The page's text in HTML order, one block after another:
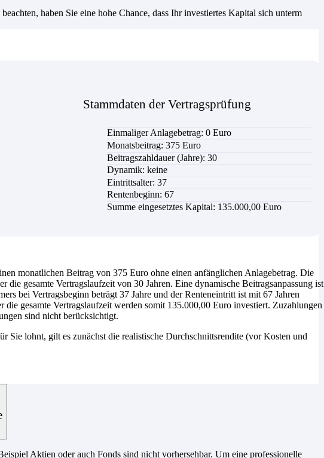
haben Sie eine hohe Chance, dass Ihr investiertes Kapital sich unterm
Stammdaten der Vertragsprüfung
Einmaliger Anlagebetrag: 0 Euro
Monatsbeitrag: 375 Euro
Beitragszahldauer (Jahre): 30
Dynamik: keine
Eintrittsalter: 37
Rentenbeginn: 67
Summe eingesetztes Kapital: 135.000,00 Euro
monatlichen Beitrag von 375 Euro ohne einen anfänglichen Anlagebetrag. Die
die gesamte Vertragslaufzeit von 30 Jahren. Eine dynamische Beitragsanpassung ist
bei Vertragsbeginn beträgt 37 Jahre und der Renteneintritt ist mit 67 Jahren
gesamte Vertragslaufzeit werden somit 135.000,00 Euro investiert. Zuzahlungen
sind nicht berücksichtigt.
Sie lohnt, gilt es zunächst die realistische Durchschnittsrendite (vor Kosten und
Aktien oder auch Fonds sind nicht vorhersehbar. Um eine professionelle